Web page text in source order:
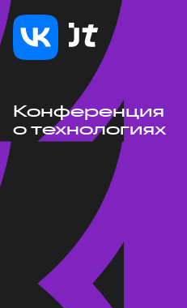
Конференция
о технологиях